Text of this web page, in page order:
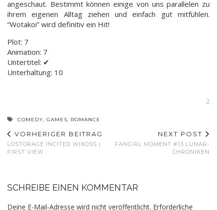
angeschaut. Bestimmt können einige von uns parallelen zu
ihrem eigenen Alltag ziehen und einfach gut mitfühlen.
“Wotakoi” wird definitiv ein Hit!
Plot: 7
Animation: 7
Untertitel: ✔
Unterhaltung: 10
2
COMEDY, GAMES, ROMANCE
VORHERIGER BEITRAG
LOSTORAGE INCITED WIXOSS |
FIRST VIEW
NEXT POST
FANGIRL MOMENT #13 LUNAR-
CHRONIKEN
SCHREIBE EINEN KOMMENTAR
Deine E-Mail-Adresse wird nicht veröffentlicht. Erforderliche